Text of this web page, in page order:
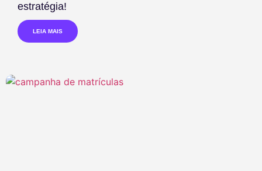
estratégia!
LEIA MAIS